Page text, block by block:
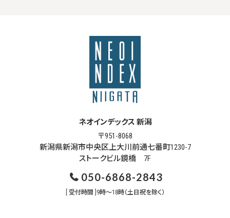
ネオインデックス 新潟
〒951-8068
新潟県新潟市中央区上大川前通七番町1230-7
ストークビル鏡橋 7F
050-6868-2843
[ 受付時間 ]9時～18時（土日祝を除く）